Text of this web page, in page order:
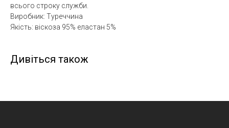
всього строку служби.
Виробник: Туреччина
Якість: віскоза 95% еластан 5%
Дивіться також